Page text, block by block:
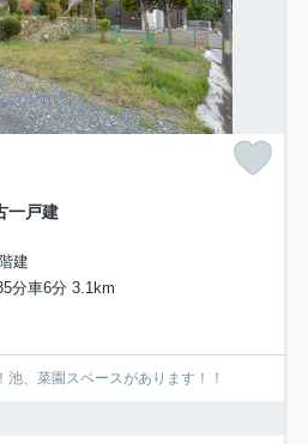
一戸建
建
分車6分 3.1km
、菜園スペースがあります！！